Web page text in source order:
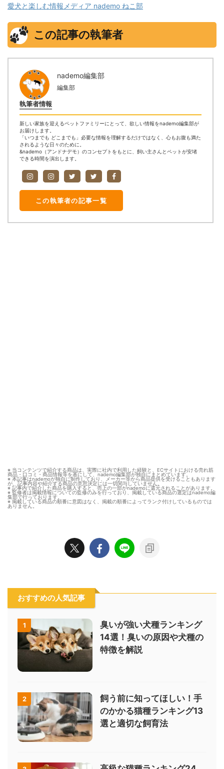
愛犬と楽しむ情報メディア nademo ねこ部
この記事の執筆者
執筆者情報
nademo編集部
編集部
新しい家族を迎えるペットファミリーにとって、欲しい情報をnademo編集部が
お届けします。
「いつまでも どこまでも」必要な情報を理解するだけではなく、心もお腹も満た
されるような日々のために。
&nademo（アンドナデモ）のコンセプトをもとに、飼い主さんとペットが安堵
できる時間を演出します。
この執筆者の記事一覧
※ 当コンテンツで紹介する商品は、実際に社内で利用した経験と、ECサイトにおける売れ筋
商品・口コミ・商品情報等を基にして、nademo編集部が独自にまとめています。
※ 本記事はnademoが独自に制作しており、メーカー等から商品提供を受けることもあります
が、記事内容や紹介する商品の意思決定には一切関与していません。
※ 記事内で紹介した商品を購入すると、売上の一部がnademoに還元されることがあります。
※ 監修者は掲載情報についての監修のみを行っており、掲載している商品の選定はnademo編
集部で行っております。
※ 掲載している商品の順番に意図はなく、掲載の順番によってランク付けしているものでは
ありません。
おすすめの人気記事
1
臭いが強い犬種ランキング
14選！臭いの原因や犬種の
特徴を解説
2
飼う前に知ってほしい！手
のかかる猫種ランキング13
選と適切な飼育法